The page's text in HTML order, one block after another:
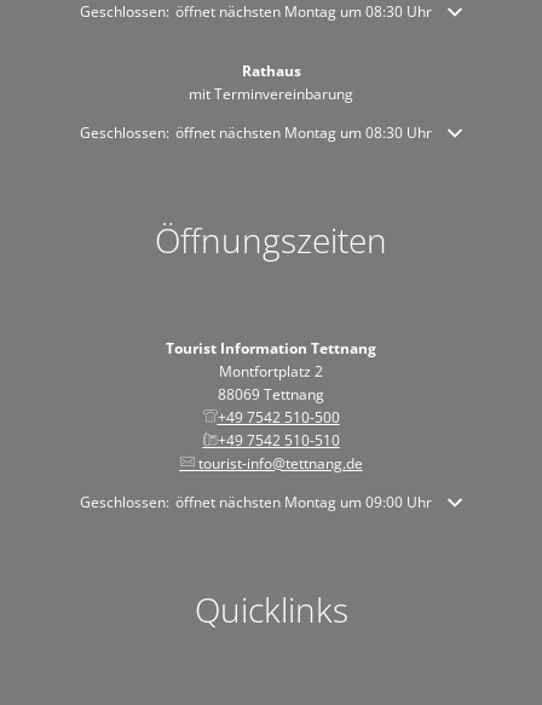
Klicken, um weitere Öffnungs- oder Schließzeiten auszublenden
Geschlossen: öffnet nächsten Montag um 08:30 Uhr
Rathaus
mit Terminvereinbarung
Klicken, um weitere Öffnungs- oder Schließzeiten auszublenden
Geschlossen: öffnet nächsten Montag um 08:30 Uhr
Öffnungszeiten
Tourist Information Tettnang
Montfortplatz 2
88069 Tettnang
+49 7542 510-500
+49 7542 510-510
tourist-info@tettnang.de
Klicken, um weitere Öffnungs- oder Schließzeiten auszublenden
Geschlossen: öffnet nächsten Montag um 09:00 Uhr
Quicklinks